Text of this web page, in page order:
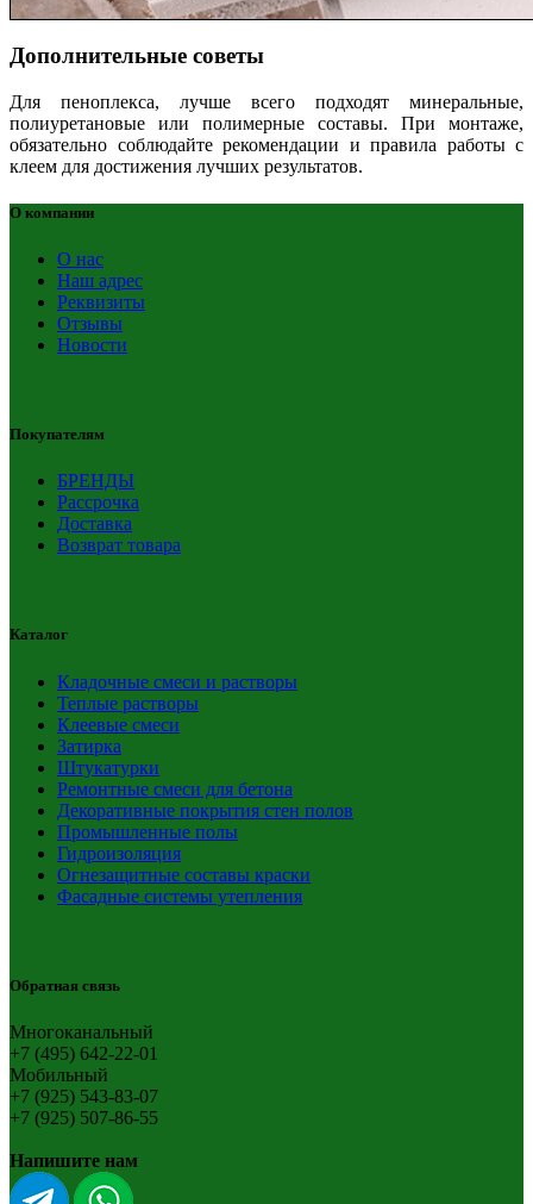
Дополнительные советы
Для пеноплекса, лучше всего подходят минеральные,
полиуретановые или полимерные составы. При монтаже,
обязательно соблюдайте рекомендации и правила работы с
клеем для достижения лучших результатов.
О компании
О нас
Наш адрес
Реквизиты
Отзывы
Новости
Покупателям
БРЕНДЫ
Рассрочка
Доставка
Возврат товара
Каталог
Кладочные смеси и растворы
Теплые растворы
Клеевые смеси
Затирка
Штукатурки
Ремонтные смеси для бетона
Декоративные покрытия стен полов
Промышленные полы
Гидроизоляция
Огнезащитные составы краски
Фасадные системы утепления
Обратная связь
Многоканальный
+7 (495) 642-22-01
Мобильный
+7 (925) 543-83-07
+7 (925) 507-86-55
Напишите нам